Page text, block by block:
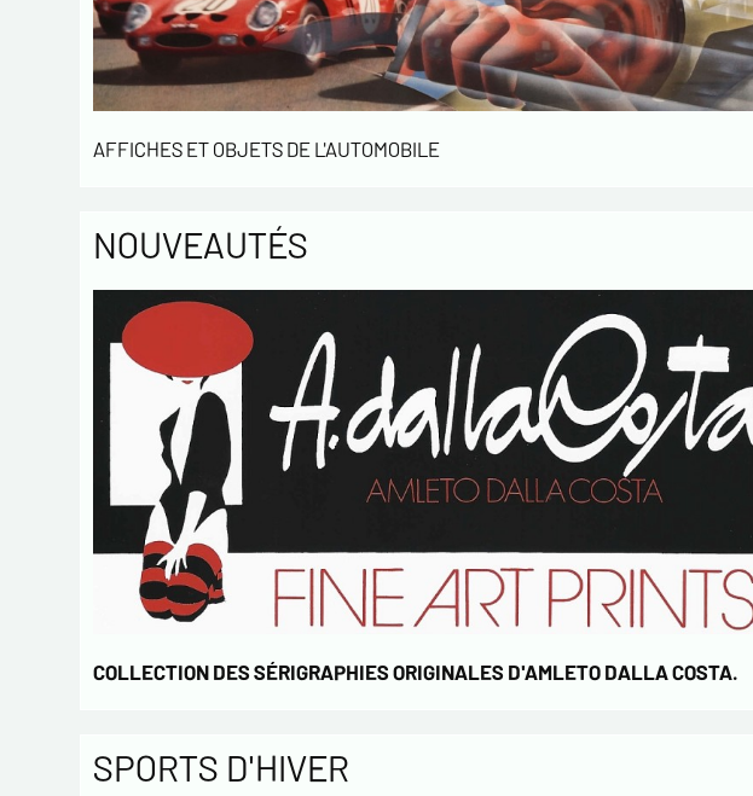
AFFICHES ET OBJETS DE L'AUTOMOBILE
NOUVEAUTÉS
COLLECTION DES SÉRIGRAPHIES ORIGINALES D'AMLETO DALLA COSTA.
SPORTS D'HIVER